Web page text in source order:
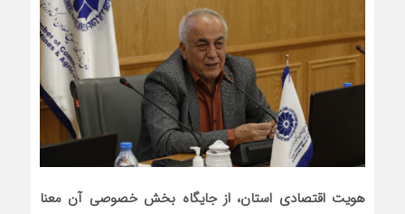
هویت اقتصادی استان، از جایگاه بخش خصوصی آن معنا